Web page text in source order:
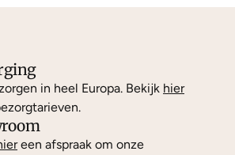
in heel Europa. Bekijk hier
een afspraak om onze